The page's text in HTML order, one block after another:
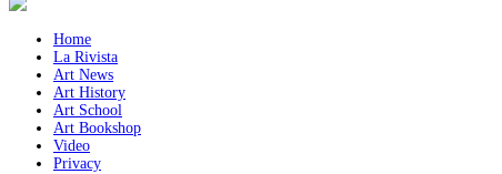
Home
La Rivista
Art News
Art History
Art School
Art Bookshop
Video
Privacy